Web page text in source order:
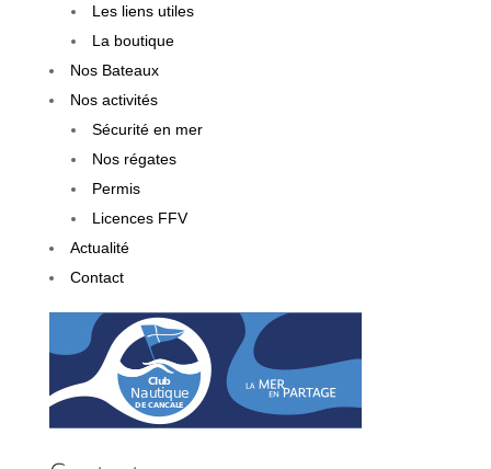
Les liens utiles
La boutique
Nos Bateaux
Nos activités
Sécurité en mer
Nos régates
Permis
Licences FFV
Actualité
Contact